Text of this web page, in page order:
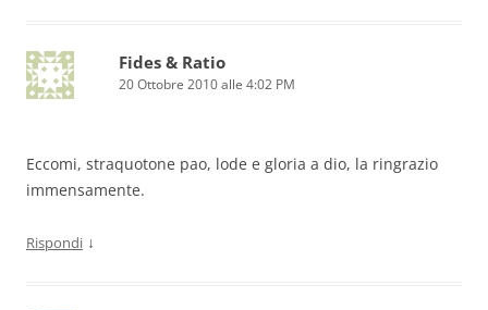
Fides & Ratio
20 Ottobre 2010 alle 4:02 PM
Eccomi, straquotone pao, lode e gloria a dio, la ringrazio
immensamente.
Rispondi ↓